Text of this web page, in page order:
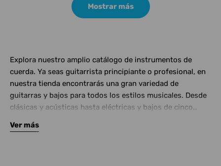
Mostrar más
Explora nuestro amplio catálogo de instrumentos de
cuerda. Ya seas guitarrista principiante o profesional, en
nuestra tienda encontrarás una gran variedad de
guitarras y bajos para todos los estilos musicales. Desde
clásicas y acústicas hasta eléctricas y bajos de cinco
Complementa tu instrumento con amplificadores de
Ver más